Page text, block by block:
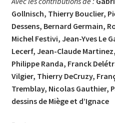
Gollnisch, Thierry Bouclier,
Dessens, Bernard Germain,
Michel Festivi, Jean-Yves Le
Lecerf, Jean-Claude Martinez,
Philippe Randa, Franck
Vilgier, Thierry DeCruzy,
Tremblay, Nicolas Gauthier,
dessins de Miège et d’Ignace